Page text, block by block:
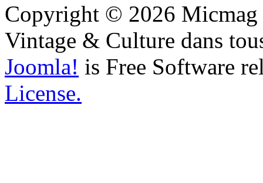
Copyright © 2026 Micmag
Vintage & Culture dans
Joomla! is Free Software
License.